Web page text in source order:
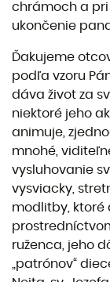
chrámoch a pri
ukončenie
Ďakujeme
podľa vzoru
dáva život za
niektoré jeho
animuje,
mnohé,
vysluhovanie
vysviacky,
modlitby, ktoré
ruženca, jeho
„patrónov“